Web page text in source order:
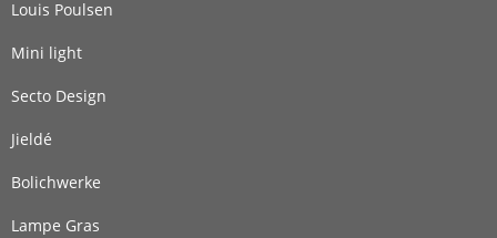
Louis Poulsen
Mini light
Secto Design
Jieldé
Bolichwerke
Lampe Gras